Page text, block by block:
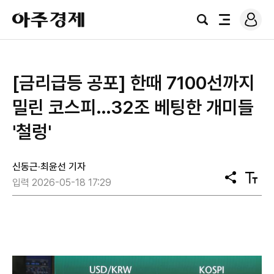
아
주
경
검
전
로
그
[금리급등 공포] 한때 7100선까지
밀린 코스피…32조 베팅한 개미들
'철렁'
신동근·최윤선 기자
입력 2026-05-18 17:29
공
유
텍
스